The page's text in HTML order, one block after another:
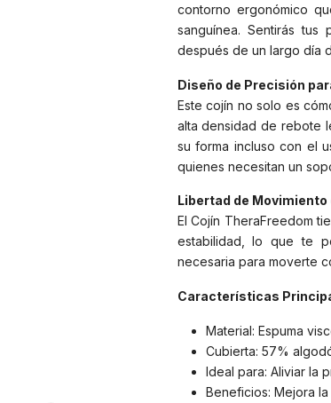
contorno ergonómico
sanguínea. Sentirás tus
después de un largo día
Diseño de Precisión
Este cojín no solo es
alta densidad de rebote
su forma incluso con el
quienes necesitan un
Libertad de
El Cojín TheraFreedom
estabilidad, lo que te
necesaria para moverte
Características
Material: Espuma
Cubierta: 57%
Ideal para: Aliviar la
Beneficios: Mejora